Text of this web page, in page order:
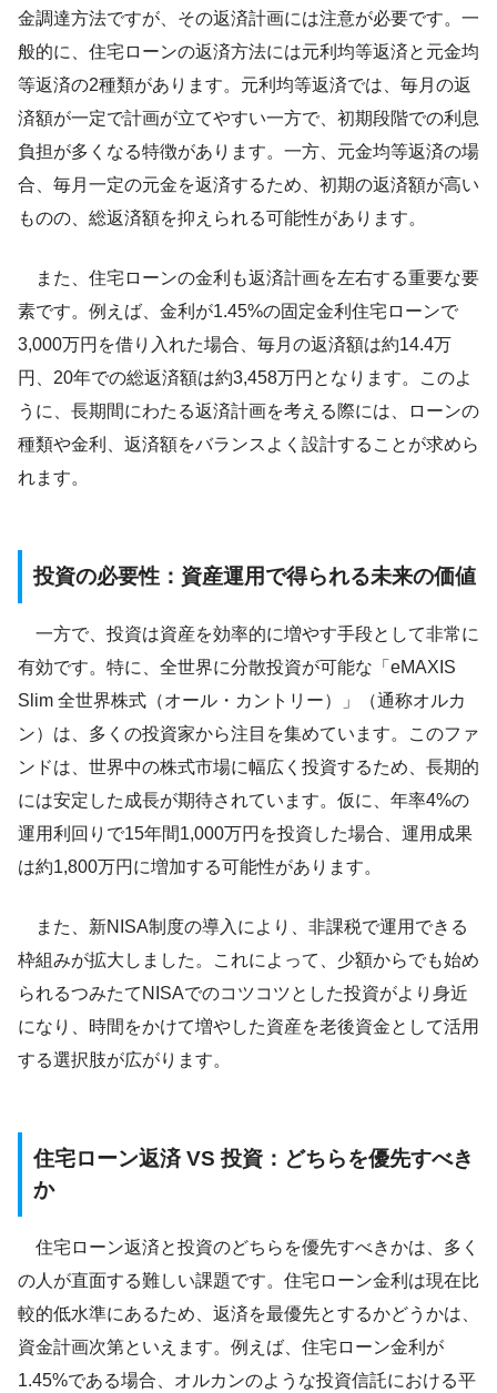
金調達方法ですが、その返済計画には注意が必要です。一
般的に、住宅ローンの返済方法には元利均等返済と元金均
等返済の2種類があります。元利均等返済では、毎月の返
済額が一定で計画が立てやすい一方で、初期段階での利息
負担が多くなる特徴があります。一方、元金均等返済の場
合、毎月一定の元金を返済するため、初期の返済額が高い
ものの、総返済額を抑えられる可能性があります。
また、住宅ローンの金利も返済計画を左右する重要な要
素です。例えば、金利が1.45%の固定金利住宅ローンで
3,000万円を借り入れた場合、毎月の返済額は約14.4万
円、20年での総返済額は約3,458万円となります。このよ
うに、長期間にわたる返済計画を考える際には、ローンの
種類や金利、返済額をバランスよく設計することが求めら
れます。
投資の必要性：資産運用で得られる未来の価値
一方で、投資は資産を効率的に増やす手段として非常に
有効です。特に、全世界に分散投資が可能な「eMAXIS
Slim 全世界株式（オール・カントリー）」（通称オルカ
ン）は、多くの投資家から注目を集めています。このファ
ンドは、世界中の株式市場に幅広く投資するため、長期的
には安定した成長が期待されています。仮に、年率4%の
運用利回りで15年間1,000万円を投資した場合、運用成果
は約1,800万円に増加する可能性があります。
また、新NISA制度の導入により、非課税で運用できる
枠組みが拡大しました。これによって、少額からでも始め
られるつみたてNISAでのコツコツとした投資がより身近
になり、時間をかけて増やした資産を老後資金として活用
する選択肢が広がります。
住宅ローン返済 VS 投資：どちらを優先すべき
か
住宅ローン返済と投資のどちらを優先すべきかは、多く
の人が直面する難しい課題です。住宅ローン金利は現在比
較的低水準にあるため、返済を最優先とするかどうかは、
資金計画次第といえます。例えば、住宅ローン金利が
1.45%である場合、オルカンのような投資信託における平